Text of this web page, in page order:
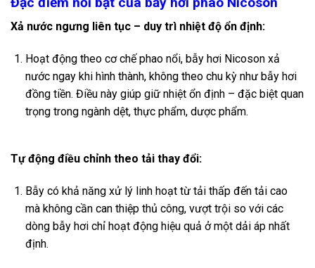
Xả nước ngưng liên tục – duy trì nhiệt độ ổn định:
Hoạt động theo cơ chế phao nổi, bẫy hơi Nicoson xả
nước ngay khi hình thành, không theo chu kỳ như bẫy hơi
đồng tiền. Điều này giúp giữ nhiệt ổn định – đặc biệt quan
trọng trong ngành dệt, thực phẩm, dược phẩm.
Tự động điều chỉnh theo tải thay đổi:
Bẫy có khả năng xử lý linh hoạt từ tải thấp đến tải cao
mà không cần can thiệp thủ công, vượt trội so với các
dòng bẫy hơi chỉ hoạt động hiệu quả ở một dải áp nhất
định.